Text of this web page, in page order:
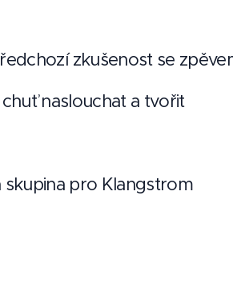
zkušenost se
naslouchat a tvořit
skupina pro Klangstrom